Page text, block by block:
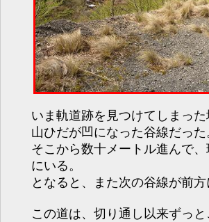
いま軌道跡を見つけてしまっ
山ひだが凹になった谷線だった
そこから数十メートル進んで
にいる。
となると、また次の谷線が前方
この道は、切り通し以来ずっと